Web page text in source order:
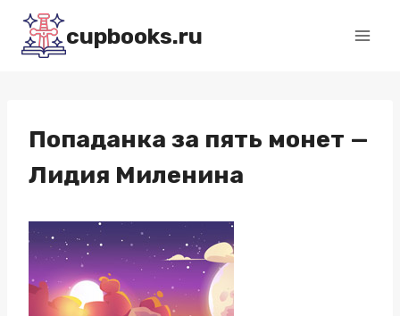
Перейти
содержимому
cupbooks.ru
Попаданка за пять монет —
Лидия Миленина